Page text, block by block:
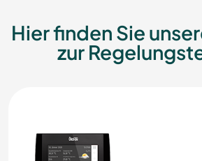
Hier finden Sie
zur